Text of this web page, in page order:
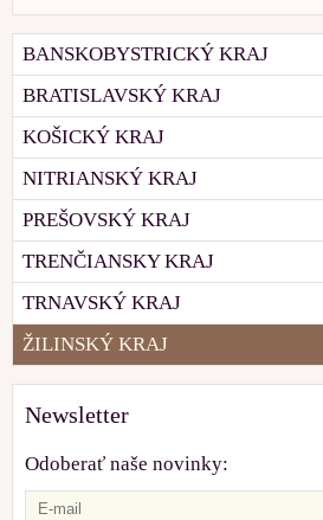
BANSKOBYSTRICKÝ KRAJ
BRATISLAVSKÝ KRAJ
KOŠICKÝ KRAJ
NITRIANSKÝ KRAJ
PREŠOVSKÝ KRAJ
TRENČIANSKY KRAJ
TRNAVSKÝ KRAJ
ŽILINSKÝ KRAJ
Newsletter
Odoberať naše novinky: